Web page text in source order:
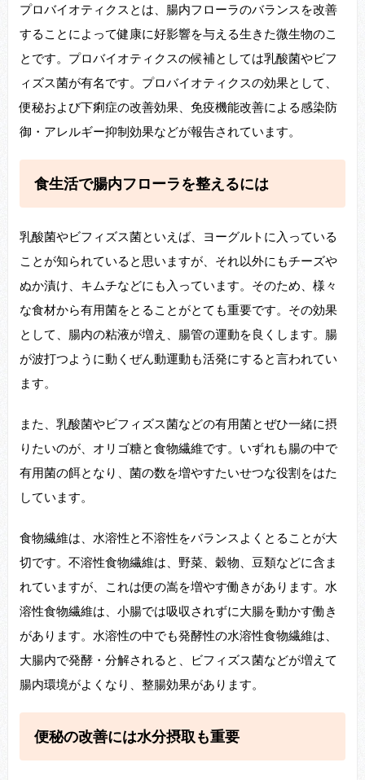
プロバイオティクスとは、腸内フローラのバランスを改善
することによって健康に好影響を与える生きた微生物のこ
とです。プロバイオティクスの候補としては乳酸菌やビフ
ィズス菌が有名です。プロバイオティクスの効果として、
便秘および下痢症の改善効果、免疫機能改善による感染防
御・アレルギー抑制効果などが報告されています。
食生活で腸内フローラを整えるには
乳酸菌やビフィズス菌といえば、ヨーグルトに入っている
ことが知られていると思いますが、それ以外にもチーズや
ぬか漬け、キムチなどにも入っています。そのため、様々
な食材から有用菌をとることがとても重要です。その効果
として、腸内の粘液が増え、腸管の運動を良くします。腸
が波打つように動くぜん動運動も活発にすると言われてい
ます。
また、乳酸菌やビフィズス菌などの有用菌とぜひ一緒に摂
りたいのが、オリゴ糖と食物繊維です。いずれも腸の中で
有用菌の餌となり、菌の数を増やすたいせつな役割をはた
しています。
食物繊維は、水溶性と不溶性をバランスよくとることが大
切です。不溶性食物繊維は、野菜、穀物、豆類などに含ま
れていますが、これは便の嵩を増やす働きがあります。水
溶性食物繊維は、小腸では吸収されずに大腸を動かす働き
があります。水溶性の中でも発酵性の水溶性食物繊維は、
大腸内で発酵・分解されると、ビフィズス菌などが増えて
腸内環境がよくなり、整腸効果があります。
便秘の改善には水分摂取も重要